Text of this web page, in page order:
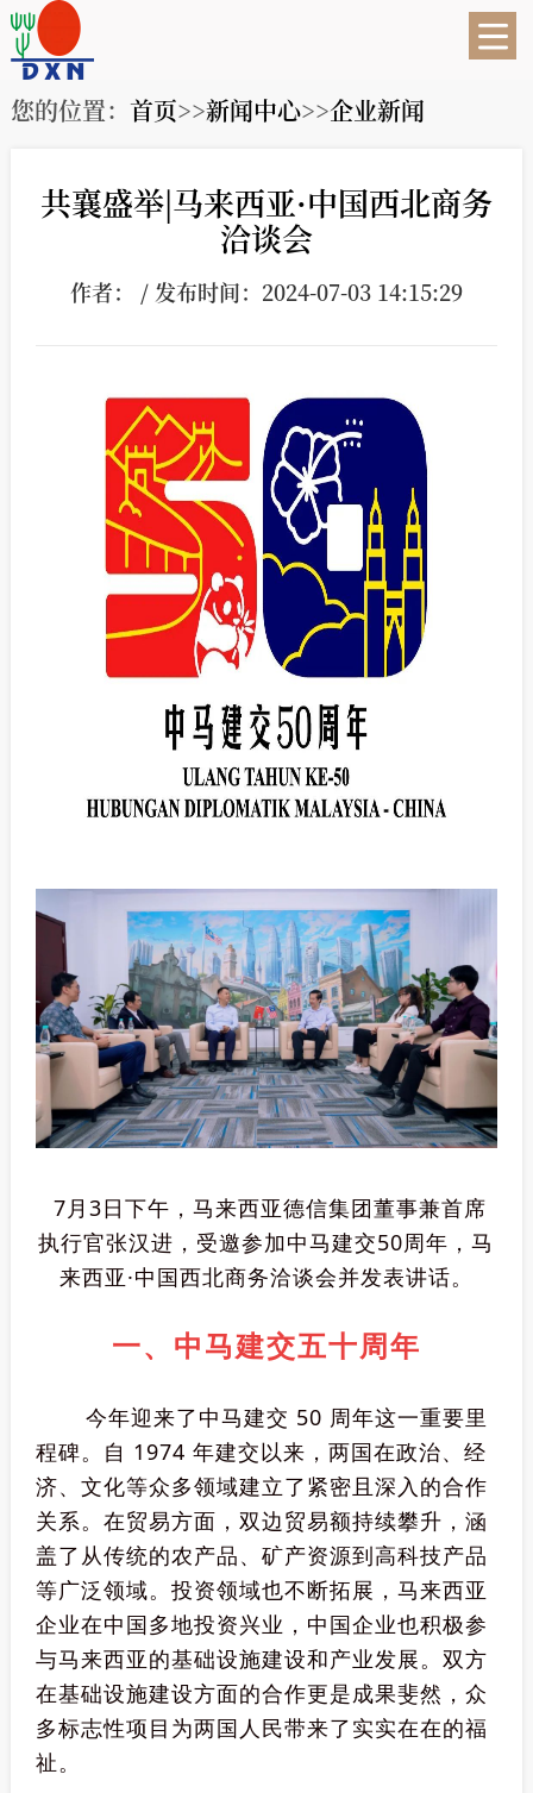
您的位置： 首页>>新闻中心>>企业新闻
共襄盛举|马来西亚·中国西北商务
洽谈会
作者： / 发布时间：2024-07-03 14:15:29
7月3日下午，马来西亚德信集团董事兼首席
执行官张汉进，受邀参加中马建交50周年，马
来西亚·中国西北商务洽谈会并发表讲话。
一、中马建交五十周年
今年迎来了中马建交 50 周年这一重要里
程碑。自 1974 年建交以来，两国在政治、经
济、文化等众多领域建立了紧密且深入的合作
关系。在贸易方面，双边贸易额持续攀升，涵
盖了从传统的农产品、矿产资源到高科技产品
等广泛领域。投资领域也不断拓展，马来西亚
企业在中国多地投资兴业，中国企业也积极参
与马来西亚的基础设施建设和产业发展。双方
在基础设施建设方面的合作更是成果斐然，众
多标志性项目为两国人民带来了实实在在的福
祉。